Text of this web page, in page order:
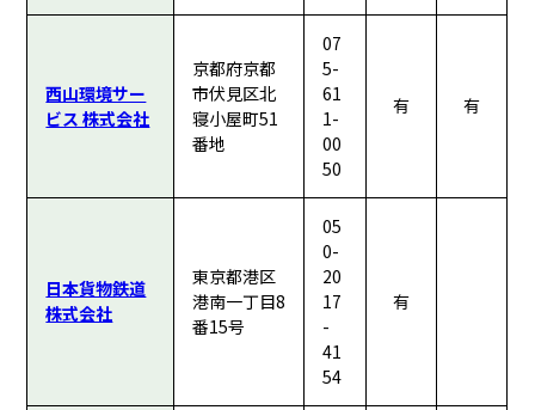
西山環境サー
ビス 株式会社
京都府京都
市伏見区北
寝小屋町51
番地
07
5-
61
1-
00
50
有 有
日本貨物鉄道
株式会社
東京都港区
港南一丁目8
番15号
05
0-
20
17
-
41
54
有